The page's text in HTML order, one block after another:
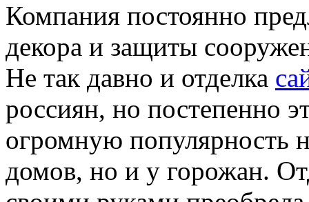
Компания постоянно
декора и защиты
Не так давно и отделка
россиян, но постепенно
огромную популярность
домов, но и у горожан.